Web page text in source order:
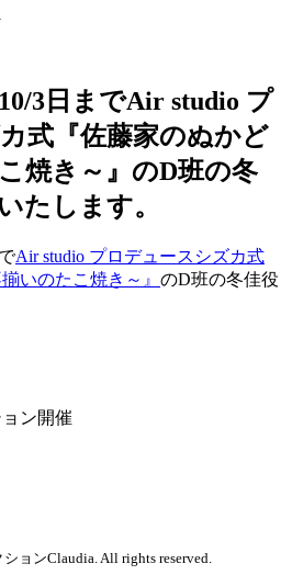
3日までAir studio プ
式『佐藤家のぬかど
焼き～』のD班の冬
たします。
Air studio プロデュースシズカ式
いのたこ焼き～』 のD班の冬佳役
ン開催
ョンClaudia. All rights reserved.